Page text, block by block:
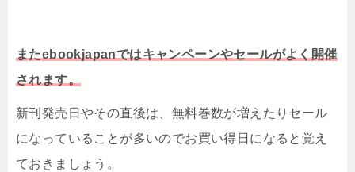
またebookjapanではキャンペーンやセールがよく開催
されます。
新刊発売日やその直後は、無料巻数が増えたりセール
になっていることが多いのでお買い得日になると覚え
ておきましょう。